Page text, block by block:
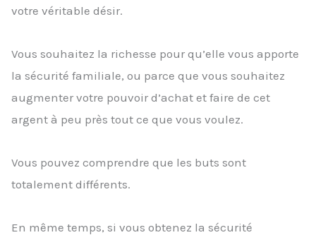
votre véritable désir.
Vous souhaitez la richesse pour qu’elle vous apporte
la sécurité familiale, ou parce que vous souhaitez
augmenter votre pouvoir d’achat et faire de cet
argent à peu près tout ce que vous voulez.
Vous pouvez comprendre que les buts sont
totalement différents.
En même temps, si vous obtenez la sécurité